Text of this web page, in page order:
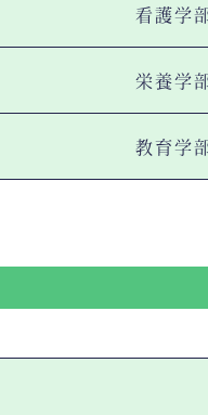
看護学
栄養学
教育学